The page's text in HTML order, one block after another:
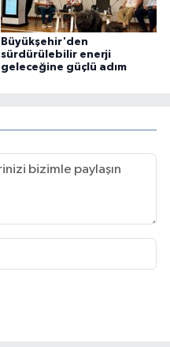
Büyükşehir'den
sürdürülebilir enerji
geleceğine güçlü adım